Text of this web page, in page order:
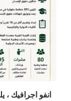
انفو اجرافيك